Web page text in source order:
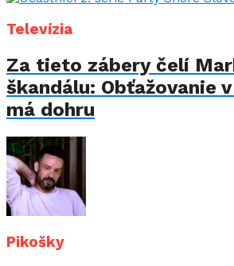
Televízia
Za tieto zábery čelí
škandálu: Obťažovanie
má dohru
Pikošky